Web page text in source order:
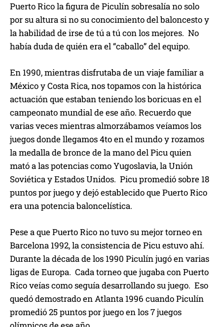
Puerto Rico la figura de Piculín sobresalía no solo
por su altura si no su conocimiento del baloncesto y
la habilidad de irse de tú a tú con los mejores. No
había duda de quién era el “caballo” del equipo.
En 1990, mientras disfrutaba de un viaje familiar a
México y Costa Rica, nos topamos con la histórica
actuación que estaban teniendo los boricuas en el
campeonato mundial de ese año. Recuerdo que
varias veces mientras almorzábamos veíamos los
juegos donde llegamos 4to en el mundo y rozamos
la medalla de bronce de la mano del Picu quien
mató a las potencias como Yugoslavia, la Unión
Soviética y Estados Unidos. Picu promedió sobre 18
puntos por juego y dejó establecido que Puerto Rico
era una potencia baloncelística.
Pese a que Puerto Rico no tuvo su mejor torneo en
Barcelona 1992, la consistencia de Picu estuvo ahí.
Durante la década de los 1990 Piculín jugó en varias
ligas de Europa. Cada torneo que jugaba con Puerto
Rico veías como seguía desarrollando su juego. Eso
quedó demostrado en Atlanta 1996 cuando Piculín
promedió 25 puntos por juego en los 7 juegos